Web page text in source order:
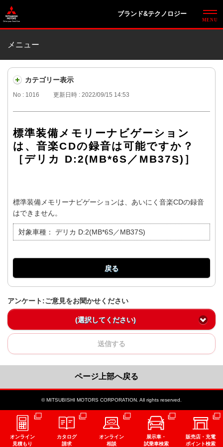
ブランド&テクノロジー
メニュー
カテゴリー表示
No : 1016 更新日時 : 2022/09/15 14:53
標準装備メモリーナビゲーション
は、音楽CDの録音は可能ですか？
［デリカ D:2(MB*6S／MB37S)］
標準装備メモリーナビゲーションは、あいにく音楽CDの録音
はできません。
対象車種： デリカ D:2(MB*6S／MB37S)
戻る
アンケート:ご意見をお聞かせください
(選択してください)
送信する
ページ上部へ戻る
© MITSUBISHI MOTORS CORPORATION. All rights reserved.
オンライン
見積もり
カタログ
請求
オンライン
相談
展示車・
試乗車検索
販売店・充電
ポイント検索